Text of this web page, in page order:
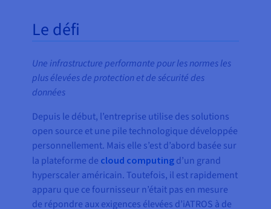
Le défi
Une infrastructure performante pour les normes les
plus élevées de protection et de sécurité des
données
Depuis le début, l’entreprise utilise des solutions
open source et une pile technologique développée
personnellement. Mais elle s’est d’abord basée sur
la plateforme de cloud computing d’un grand
hyperscaler américain. Toutefois, il est rapidement
apparu que ce fournisseur n’était pas en mesure
de répondre aux exigences élevées d’iATROS à de